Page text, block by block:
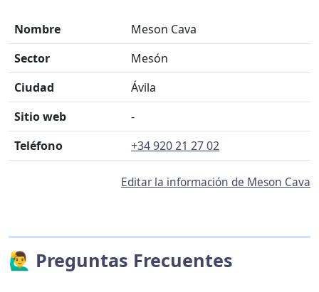
Nombre
Meson Cava
Sector
Mesón
Ciudad
Ávila
Sitio web
-
Teléfono
+34 920 21 27 02
Editar la información de Meson Cava
🙋‍♂️ Preguntas Frecuentes